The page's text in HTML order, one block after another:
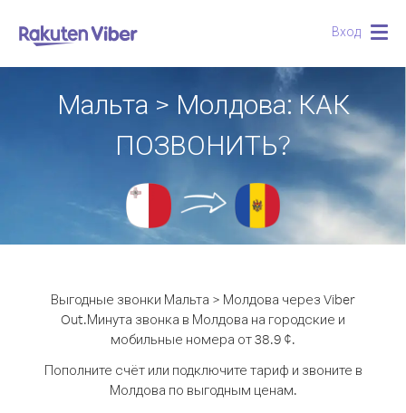
Вход
Мальта > Молдова: КАК
ПОЗВОНИТЬ?
Выгодные звонки Мальта > Молдова через Viber
Out.Минута звонка в Молдова на городские и
мобильные номера от 38.9 ¢.
Пополните счёт или подключите тариф и звоните в
Молдова по выгодным ценам.